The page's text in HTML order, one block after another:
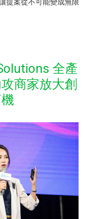
提案從不可能變成無限
全產
商家放大創